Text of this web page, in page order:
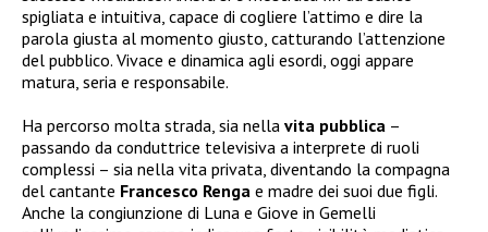
spigliata e intuitiva, capace di cogliere l’attimo e dire la
parola giusta al momento giusto, catturando l’attenzione
del pubblico. Vivace e dinamica agli esordi, oggi appare
matura, seria e responsabile.
Ha percorso molta strada, sia nella vita pubblica –
passando da conduttrice televisiva a interprete di ruoli
complessi – sia nella vita privata, diventando la compagna
del cantante Francesco Renga e madre dei suoi due figli.
Anche la congiunzione di Luna e Giove in Gemelli